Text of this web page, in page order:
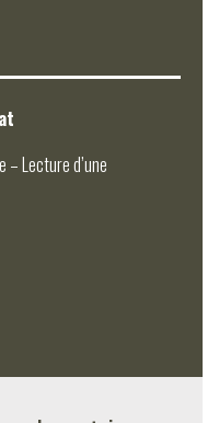
Lecture d’une